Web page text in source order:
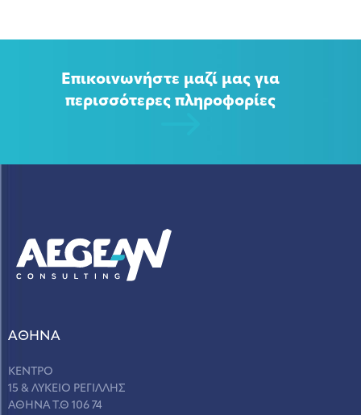
Επικοινωνήστε μαζί μας για
περισσότερες πληροφορίες
ΑΘΗΝΑ
ΚΕΝΤΡΟ
15 & ΛΥΚΕΙΟ ΡΕΓΙΛΛΗΣ
ΑΘΗΝΑ Τ.Θ 106 74